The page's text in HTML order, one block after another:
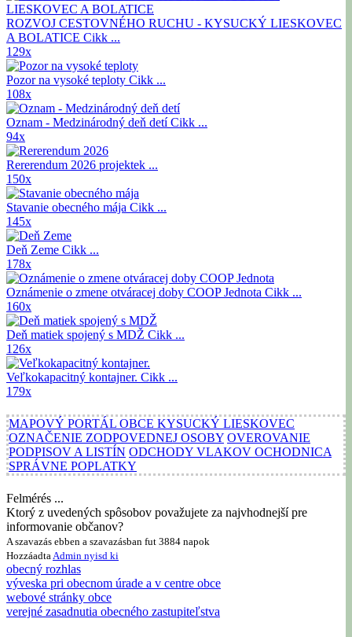
ROZVOJ CESTOVNÉHO RUCHU - KYSUCKÝ LIESKOVEC
A BOLATICE Cikk ...
129x
Pozor na vysoké teploty Cikk ...
108x
Oznam - Medzinárodný deň detíCikk ...
94x
Rererendum 2026 projektek ...
150x
Stavanie obecného mája Cikk ...
145x
Deň Zeme Cikk ...
178x
Oznámenie o zmene otváracej doby COOP Jednota Cikk ...
160x
Deň matiek spojený s MDŽ Cikk ...
126x
Veľkokapacitný kontajner. Cikk ...
179x
MAPOVÝ PORTÁL OBCE KYSUCKÝ LIESKOVEC
OZNAČENIE ZODPOVEDNEJ OSOBY OVEROVANIE
PODPISOV A LISTÍN ODCHODY VLAKOV OCHODNICA
SPRÁVNE POPLATKY
Felmérés ...
Ktorý z uvedených spôsobov považujete za najvhodnejší pre
informovanie občanov?
A szavazás ebben a szavazásban fut 3884 napok
Hozzáadta Admin nyisd ki
obecný rozhlas
výveska pri obecnom úrade a v centre obce
webové stránky obce
verejné zasadnutia obecného zastupiteľstva